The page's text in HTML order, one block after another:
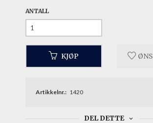
ANTALL
KJØP
Artikkelnr.: 1420
DEL DETTE